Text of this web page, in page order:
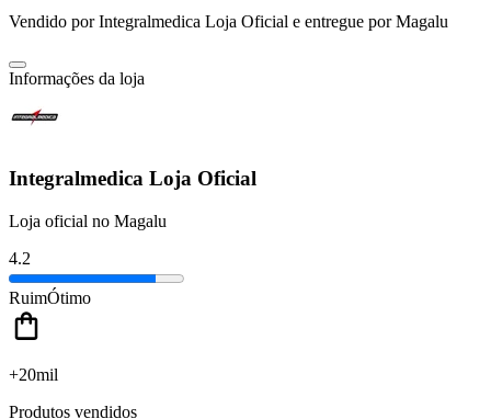
Vendido porIntegralmedica Loja Oficial e entregue por Magalu
Informações da loja
Integralmedica Loja Oficial
Loja oficial no Magalu
4.2
RuimÓtimo
+20mil
Produtos vendidos